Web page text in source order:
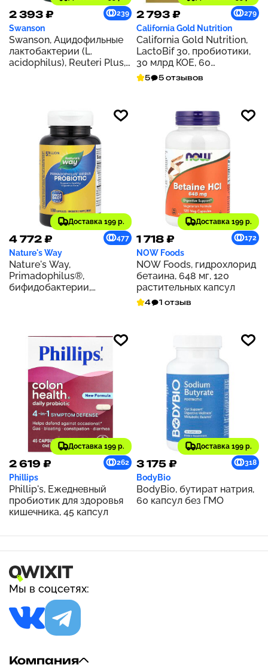
2 393 ₽ 239
Swanson
Swanson, Ацидофильные
лактобактерии (L.
acidophilus), Reuteri Plus,
2 793 ₽ 279
California Gold Nutrition
California Gold Nutrition,
LactoBif 30, пробиотики,
30 млрд КОЕ, 60
растительных капсул
5 5 отзывов
Доставка 199 р.
4 772 ₽ 477
Nature's Way
Nature's Way,
Primadophilus®,
бифидобактерии,
Доставка 199 р.
1 718 ₽ 172
NOW Foods
NOW Foods, гидрохлорид
бетаина, 648 мг, 120
растительных капсул
4 1 отзыв
Доставка 199 р.
2 619 ₽ 262
Phillips
Phillip's, Ежедневный
пробиотик для здоровья
кишечника, 45 капсул
Доставка 199 р.
3 175 ₽ 318
BodyBio
BodyBio, бутират натрия,
60 капсул без ГМО
Мы в соцсетях:
Компания